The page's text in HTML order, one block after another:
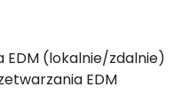
(lokalnie/zdalnie)
EDM